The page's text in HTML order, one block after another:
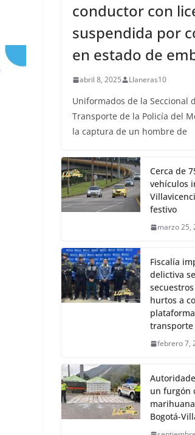
conductor con
suspendida por
en estado de
abril 8, 2025 Llaneras10
Uniformados de la Seccional
Transporte de la Policía del
la captura de un hombre de
Cerca de
vehículos
festivo
marzo 25,
Fiscalía
delictiva
hurtos a
transporte
febrero 7,
un furgón
Bogotá-